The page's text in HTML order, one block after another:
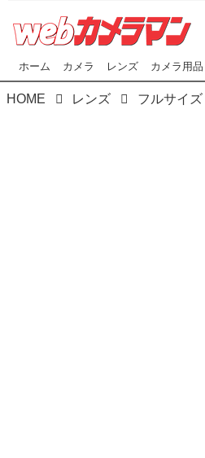
ホーム カメラ レンズ カメラ用品
HOME レンズ